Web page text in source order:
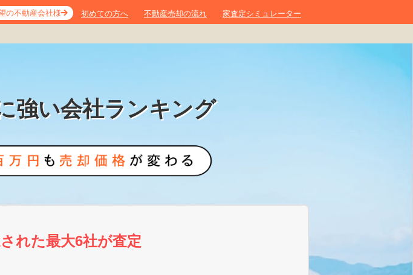
の不動産会社様 初めての方へ 不動産売却の流れ 家査定シミュレーター
強い会社ランキング
れた最大6社が査定